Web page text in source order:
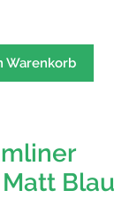
Warenkorb
Blau